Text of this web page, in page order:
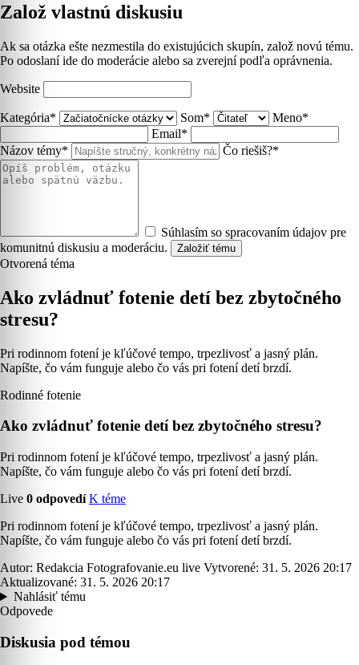
Založ vlastnú diskusiu
Ak sa otázka ešte nezmestila do existujúcich skupín, založ novú tému.
Po odoslaní ide do moderácie alebo sa zverejní podľa oprávnenia.
Website
Kategória* Som*
Meno*
Email*
Názov témy*
Čo riešiš?*
Súhlasím so spracovaním údajov pre
komunitnú diskusiu a moderáciu.
Založiť tému
Otvorená téma
Ako zvládnuť fotenie detí bez zbytočného
stresu?
Pri rodinnom fotení je kľúčové tempo, trpezlivosť a jasný plán.
Napíšte, čo vám funguje alebo čo vás pri fotení detí brzdí.
Rodinné fotenie
Ako zvládnuť fotenie detí bez zbytočného stresu?
Pri rodinnom fotení je kľúčové tempo, trpezlivosť a jasný plán.
Napíšte, čo vám funguje alebo čo vás pri fotení detí brzdí.
Live 0 odpovedí K téme
Pri rodinnom fotení je kľúčové tempo, trpezlivosť a jasný plán.
Napíšte, čo vám funguje alebo čo vás pri fotení detí brzdí.
Autor: Redakcia Fotografovanie.eu live Vytvorené: 31. 5. 2026 20:17
Aktualizované: 31. 5. 2026 20:17
Nahlásiť tému
Odpovede
Diskusia pod témou